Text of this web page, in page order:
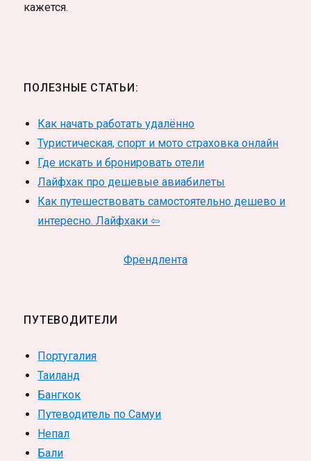
кажется.
ПОЛЕЗНЫЕ СТАТЬИ:
Как начать работать удалённо
Туристическая, спорт и мото страховка онлайн
Где искать и бронировать отели
Лайфхак про дешевые авиабилеты
Как путешествовать самостоятельно дешево и
интересно. Лайфхаки ⇦
Френдлента
ПУТЕВОДИТЕЛИ
Португалия
Таиланд
Бангкок
Путеводитель по Самуи
Непал
Бали